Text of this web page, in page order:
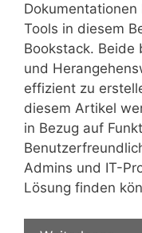
Tools in diesem
Bookstack. Beide
und
effizient zu
diesem Artikel
in Bezug auf
Admins und IT-
Lösung finden